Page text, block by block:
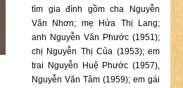
tìm gia đình gồm cha Nguyễn
Văn Nhơn; mẹ Hứa Thị Lang;
anh Nguyễn Văn Phước (1951);
chị Nguyễn Thị Của (1953); em
trai Nguyễn Huệ Phước (1957),
Nguyễn Văn Tâm (1959); em gái